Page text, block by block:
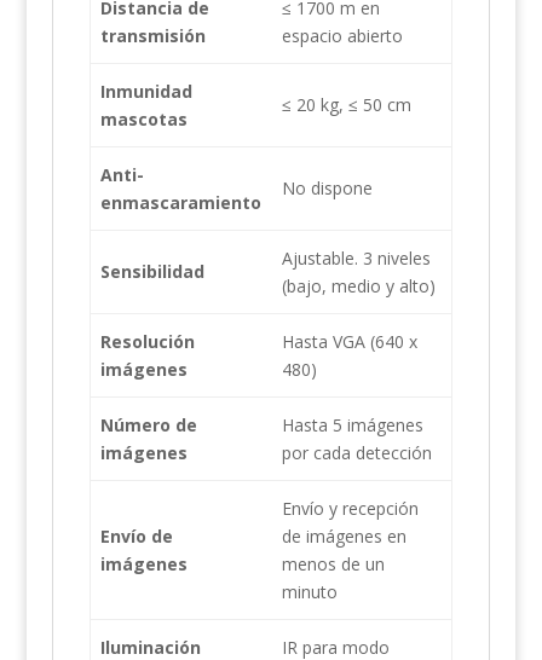
Distancia de
transmisión
≤ 1700 m en
espacio abierto
Inmunidad
mascotas
≤ 20 kg, ≤ 50 cm
Anti-
enmascaramiento
No dispone
Sensibilidad
Ajustable. 3 niveles
(bajo, medio y alto)
Resolución
imágenes
Hasta VGA (640 x
480)
Número de
imágenes
Hasta 5 imágenes
por cada detección
Envío de
imágenes
Envío y recepción
de imágenes en
menos de un
minuto
Iluminación
IR para modo